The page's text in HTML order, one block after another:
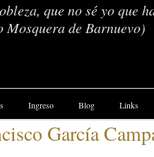
que no sé yo que
Mosquera de Barnuevo)
Ingreso Blog Links
García